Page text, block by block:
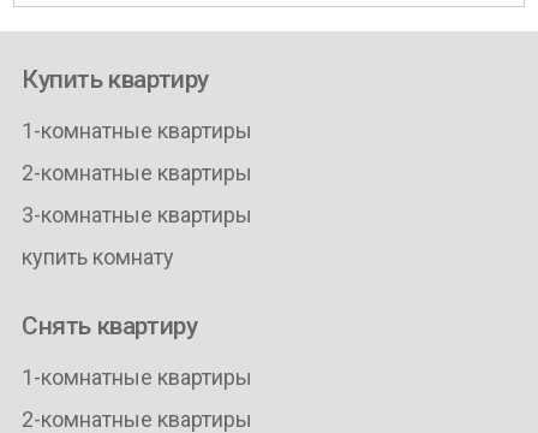
Купить квартиру
1-комнатные квартиры
2-комнатные квартиры
3-комнатные квартиры
купить комнату
Снять квартиру
1-комнатные квартиры
2-комнатные квартиры